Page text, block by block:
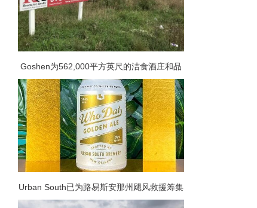
Goshen为562,000平方英尺的洁食酒庄和品
酒室计划举行听证会
Urban South已为路易斯安那州飓风救援筹集
了7500美元